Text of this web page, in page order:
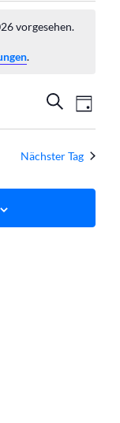
vorgesehen.
.
Suche
und
SucheTag
Nächster Tag